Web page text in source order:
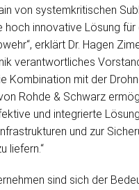
von systemkritischen
hoch innovative Lösung für
erklärt Dr. Hagen
verantwortliches
Kombination mit der
Rohde & Schwarz
und integrierte
und zur
liefern.“
sind sich der